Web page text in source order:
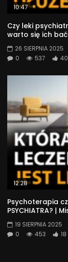
10:47
Czy leki
warto się ich
26 SIERPNIA 2025
0
537 40
12:28
Psychoterapia
PSYCHIATRA? |
19 SIERPNIA 2025
0
453 18